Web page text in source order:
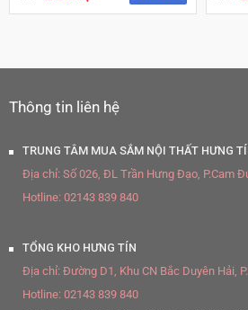
Thông tin liên hệ
TRUNG TÂM MUA SẮM NỘI THẤT HƯNG
Địa chỉ: Số 026, ĐL Trần Hưng Đạo, P.Cam
Hotline: 02143 839 840
TỔNG KHO HƯNG TÍN
Địa chỉ: Đường D1, Khu CN Bắc Duyên Hải,
Hotline: 02143 839 840